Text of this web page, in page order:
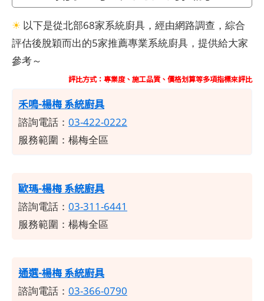
☀ 以下是從北部68家系統廚具，經由網路調查，綜合
評估後脫穎而出的5家推薦專業系統廚具，提供給大家
參考～
評比方式：專業度、施工品質、價格划算等多項指標來評比
禾鳴-楊梅 系統廚具
諮詢電話： 03-422-0222
服務範圍：楊梅全區
歐瑪-楊梅 系統廚具
諮詢電話： 03-311-6441
服務範圍：楊梅全區
通選-楊梅 系統廚具
諮詢電話： 03-366-0790